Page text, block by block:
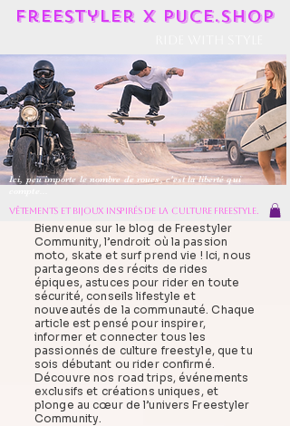
Freestyler X Puce.shop
vêtements et bijoux inspirés de la culture freestyle.
Ici, peu importe le nombre de roues, c'est la liberté qui
Bienvenue sur le blog de Freestyler
Community, l’endroit où la passion
moto, skate et surf prend vie ! Ici, nous
partageons des récits de rides
épiques, astuces pour rider en toute
sécurité, conseils lifestyle et
nouveautés de la communauté. Chaque
article est pensé pour inspirer,
informer et connecter tous les
passionnés de culture freestyle, que tu
sois débutant ou rider confirmé.
Découvre nos road trips, événements
exclusifs et créations uniques, et
plonge au cœur de l’univers Freestyler
Community.